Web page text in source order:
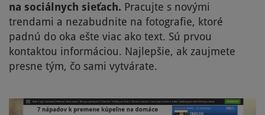
na sociálnych sieťach. Pracujte s novými
trendami a nezabudnite na fotografie, ktoré
padnú do oka ešte viac ako text. Sú prvou
kontaktou informáciou. Najlepšie, ak zaujmete
presne tým, čo sami vytvárate.